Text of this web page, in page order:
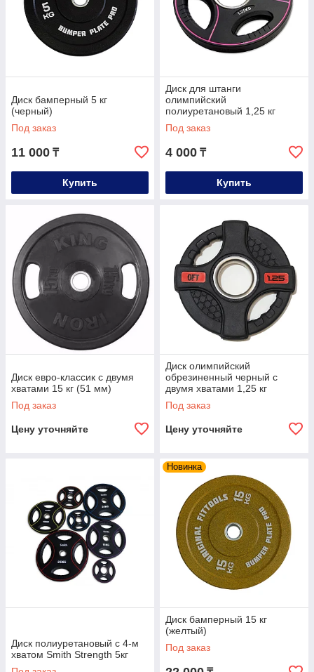
Диск бамперный 5 кг
(черный)
Под заказ
11 000 ₸
Купить
Диск для штанги
олимпийский
полиуретановый 1,25 кг
Под заказ
4 000 ₸
Купить
Диск евро-классик с двумя
хватами 15 кг (51 мм)
Под заказ
Цену уточняйте
Диск олимпийский
обрезиненный черный с
двумя хватами 1,25 кг
Под заказ
Цену уточняйте
Диск полиуретановый c 4-м
хватом Smith Strength 5кг
Новинка
Диск бамперный 15 кг
(желтый)
Под заказ